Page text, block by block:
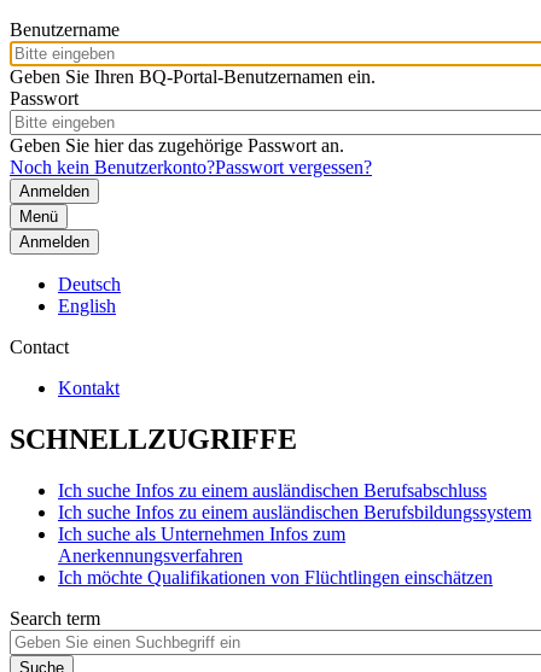
Benutzername
Geben Sie Ihren BQ-Portal-Benutzernamen ein.
Passwort
Geben Sie hier das zugehörige Passwort an.
Noch kein Benutzerkonto?Passwort vergessen?
Menü
Anmelden
Deutsch
English
Contact
Kontakt
SCHNELLZUGRIFFE
Ich suche Infos zu einem ausländischen Berufsabschluss
Ich suche Infos zu einem ausländischen Berufsbildungssystem
Ich suche als Unternehmen Infos zum
Anerkennungsverfahren
Ich möchte Qualifikationen von Flüchtlingen einschätzen
Search term